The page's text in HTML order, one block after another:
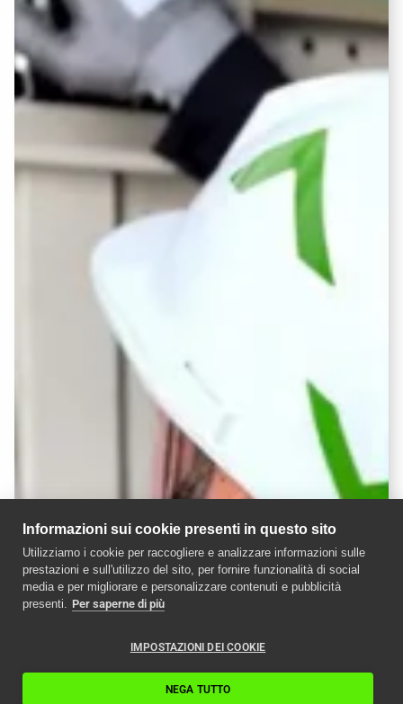
Informazioni sui cookie presenti in questo sito
Utilizziamo i cookie per raccogliere e analizzare informazioni sulle
prestazioni e sull'utilizzo del sito, per fornire funzionalità di social
media e per migliorare e personalizzare contenuti e pubblicità
presenti. Per saperne di più
IMPOSTAZIONI DEI COOKIE
NEGA TUTTO